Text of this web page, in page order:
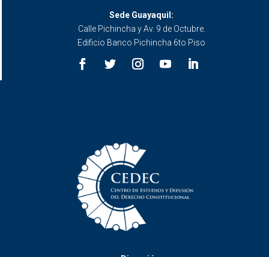
Sede Guayaquil:
Calle Pichincha y Av. 9 de Octubre.
Edificio Banco Pichincha 6to Piso